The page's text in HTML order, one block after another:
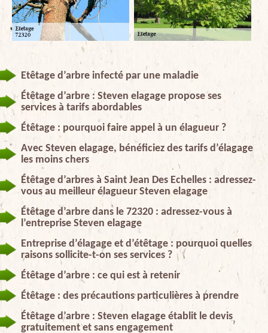
Etêtage d’arbre infecté par une maladie
Étêtage d’arbre : Steven elagage propose ses
services à tarifs abordables
Étêtage : pourquoi faire appel à un élagueur ?
Avec Steven elagage, bénéficiez des tarifs d’élagage
les moins chers
Étêtage d’arbres à Saint Jean Des Echelles : adressez-
vous au meilleur élagueur Steven elagage
Étêtage d’arbre dans le 72320 : adressez-vous à
l’entreprise Steven elagage
Entreprise d’élagage et d’étêtage : pourquoi quelles
raisons sollicite-t-on ses services ?
Étêtage d’arbre : ce qui est à retenir
Étêtage : des précautions particulières à prendre
Étêtage d’arbre : Steven elagage établit le devis
gratuitement et sans engagement